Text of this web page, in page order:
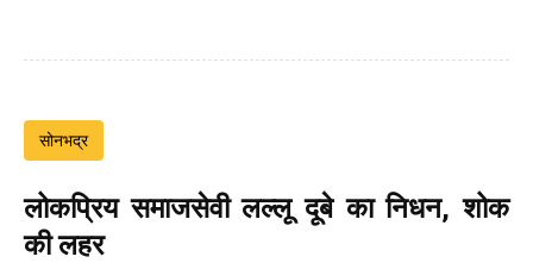
सोनभद्र
लोकप्रिय समाजसेवी लल्लू दूबे का निधन, शोक
की लहर